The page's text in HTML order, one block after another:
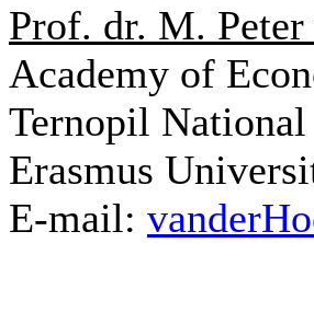
Prof. dr. M.
Academy of
Ternopil
Erasmus
E-mail: